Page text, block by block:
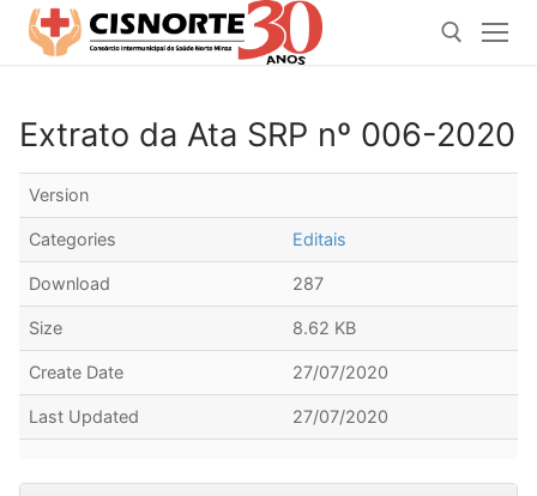
Pular
para
Pesquisar por:
Extrato da Ata SRP nº 006-2020
Version
Categories Editais
Download 287
Size 8.62 KB
Create Date 27/07/2020
Last Updated 27/07/2020